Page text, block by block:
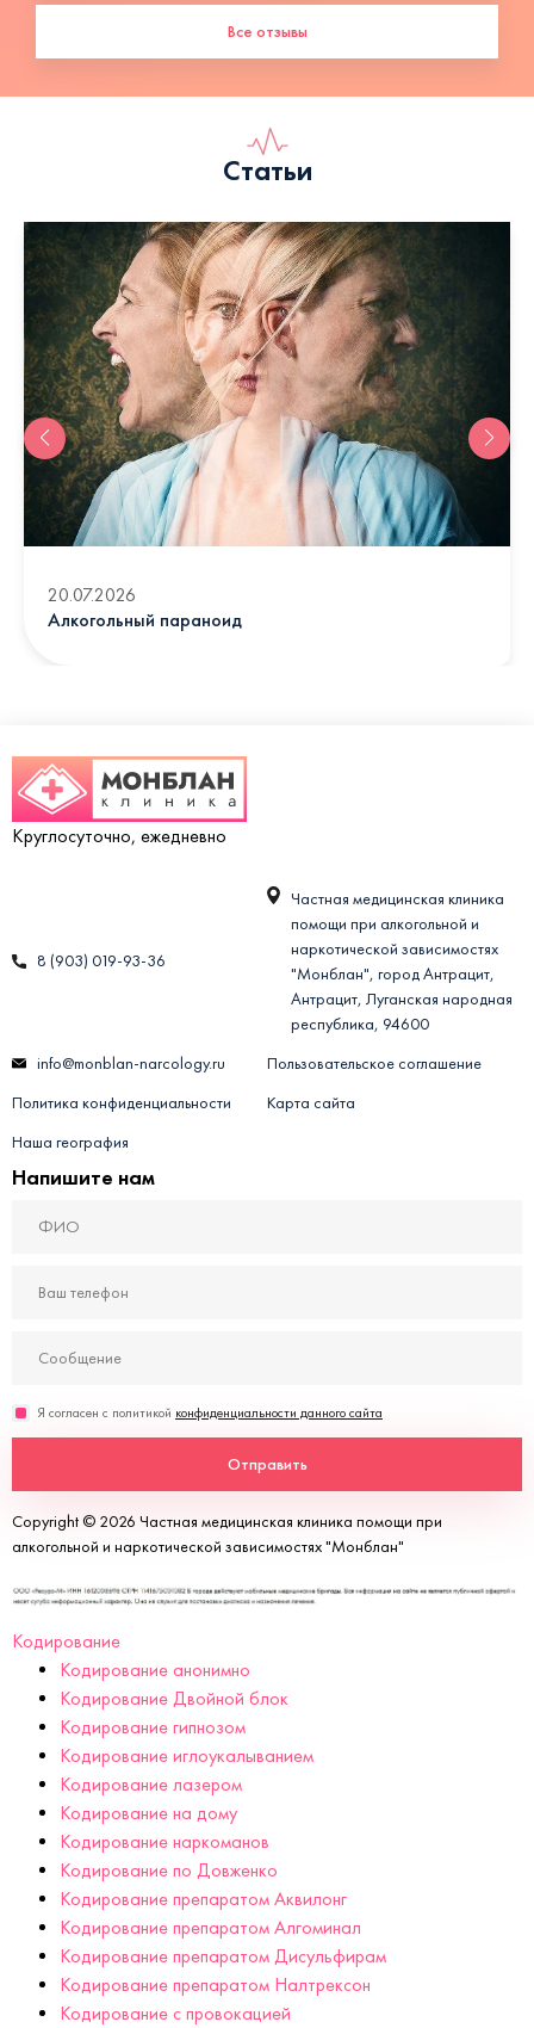
Все отзывы
Статьи
20.07.2026
Алкогольный параноид
Круглосуточно, ежедневно
8 (903) 019-93-36
Частная медицинская клиника
помощи при алкогольной и
наркотической зависимостях
"Монблан", город Антрацит,
Антрацит, Луганская народная
республика, 94600
info@monblan-narcology.ru
Пользовательское соглашение
Политика конфиденциальности
Карта сайта
Наша география
Напишите нам
Отправить
Я согласен с политикой конфиденциальности данного сайта
Copyright © 2026 Частная медицинская клиника помощи при
алкогольной и наркотической зависимостях "Монблан"
Кодирование
Кодирование анонимно
Кодирование Двойной блок
Кодирование гипнозом
Кодирование иглоукалыванием
Кодирование лазером
Кодирование на дому
Кодирование наркоманов
Кодирование по Довженко
Кодирование препаратом Аквилонг
Кодирование препаратом Алгоминал
Кодирование препаратом Дисульфирам
Кодирование препаратом Налтрексон
Кодирование с провокацией